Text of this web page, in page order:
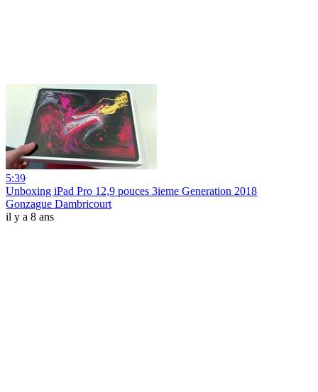
5:39
Unboxing iPad Pro 12,9 pouces 3ieme Generation 2018
Gonzague Dambricourt
il y a 8 ans